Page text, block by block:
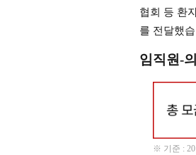
협회 등 환
를 전달했
임직원-
※ 기준 :